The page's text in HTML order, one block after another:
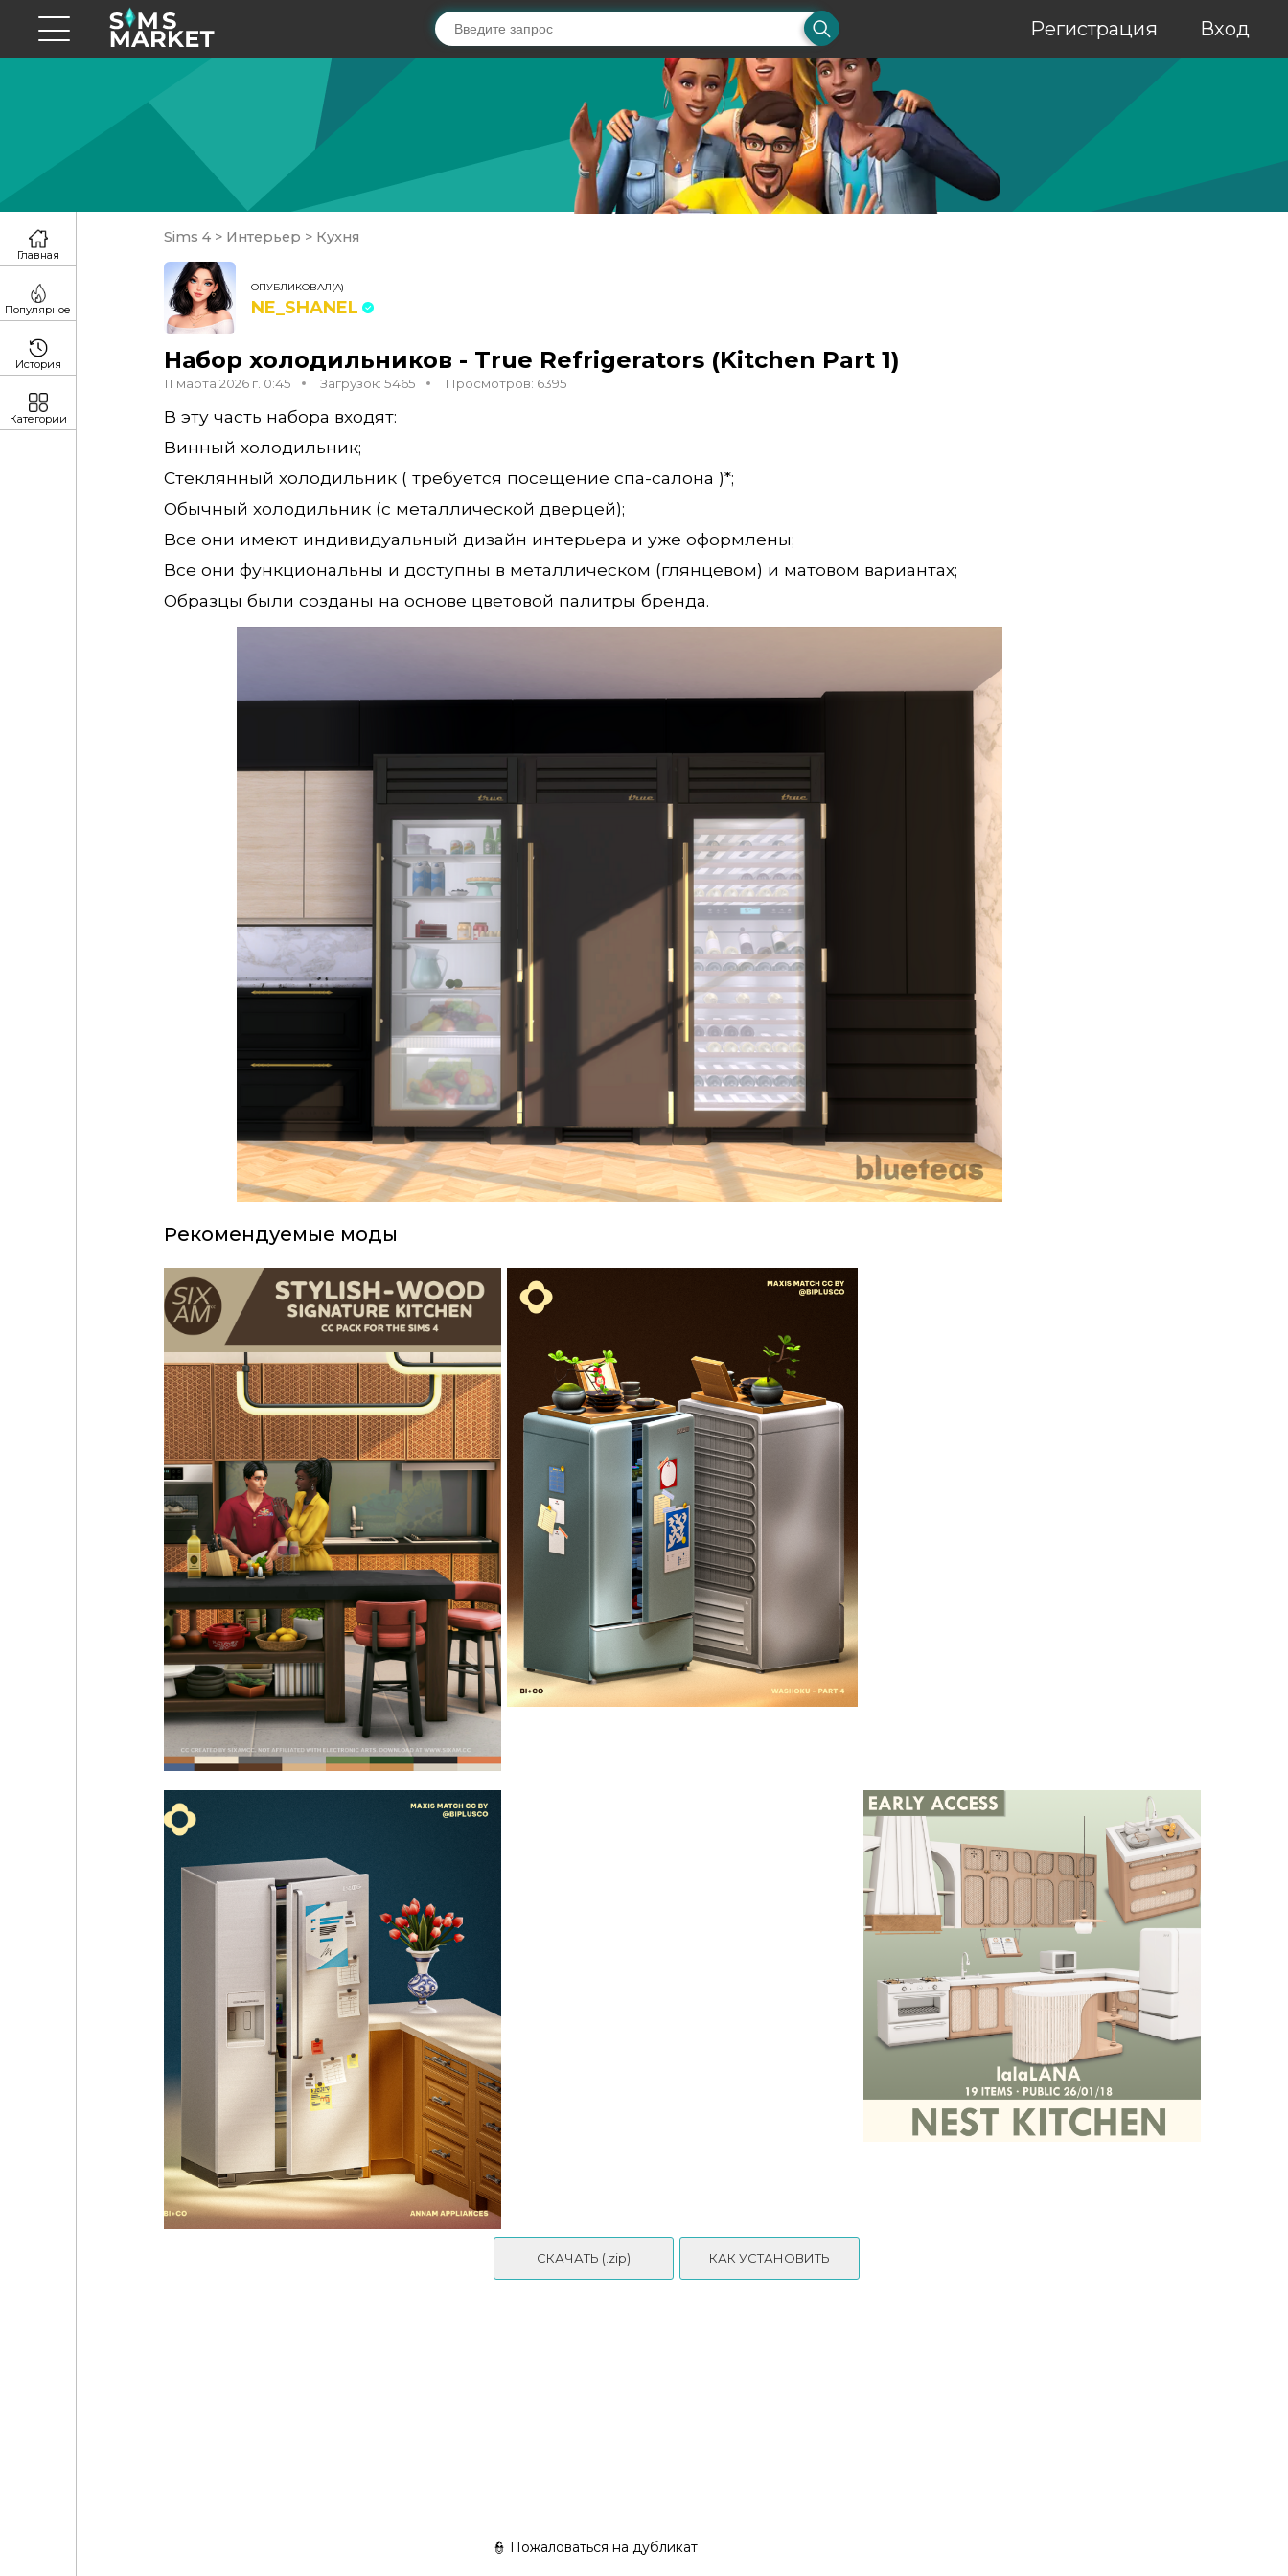
Регистрация Вход
Sims 4 > Интерьер > Кухня
ОПУБЛИКОВАЛ(А)
NE_SHANEL
Набор холодильников - True Refrigerators (Kitchen Part 1)
11 марта 2026 г. 0:45 Загрузок: 5465 Просмотров: 6395
В эту часть набора входят:
Винный холодильник;
Стеклянный холодильник ( требуется посещение спа-салона )*;
Обычный холодильник (с металлической дверцей);
Все они имеют индивидуальный дизайн интерьера и уже оформлены;
Все они функциональны и доступны в металлическом (глянцевом) и матовом вариантах;
Образцы были созданы на основе цветовой палитры бренда.
Рекомендуемые моды
🌿❄️BI+CO - Washoku - Part 4
СКАЧАТЬ (.zip) КАК УСТАНОВИТЬ
👮 Пожаловаться на дубликат
Главная
Популярное
История
Категории